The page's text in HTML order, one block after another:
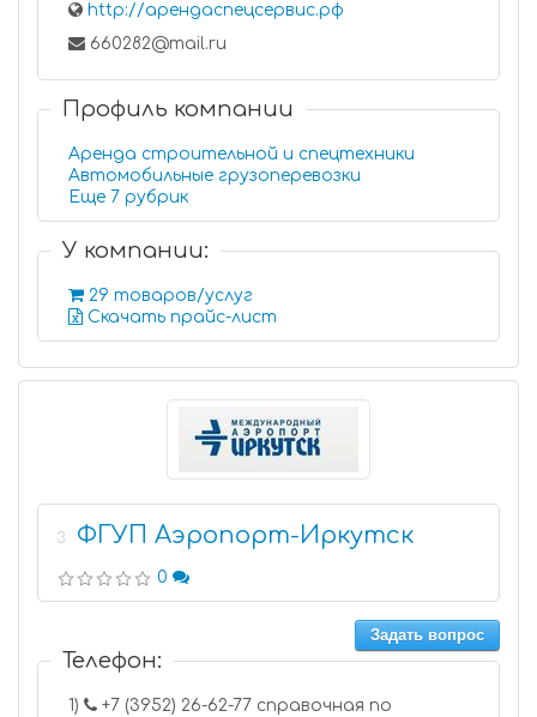
http://арендаспецсервис.рф
660282@mail.ru
Профиль компании
Аренда строительной и спецтехники
Автомобильные грузоперевозки
Еще 7 рубрик
У компании:
29 товаров/услуг
Скачать прайс-лист
3 ФГУП Аэропорт-Иркутск
0
Задать вопрос
Телефон:
1)